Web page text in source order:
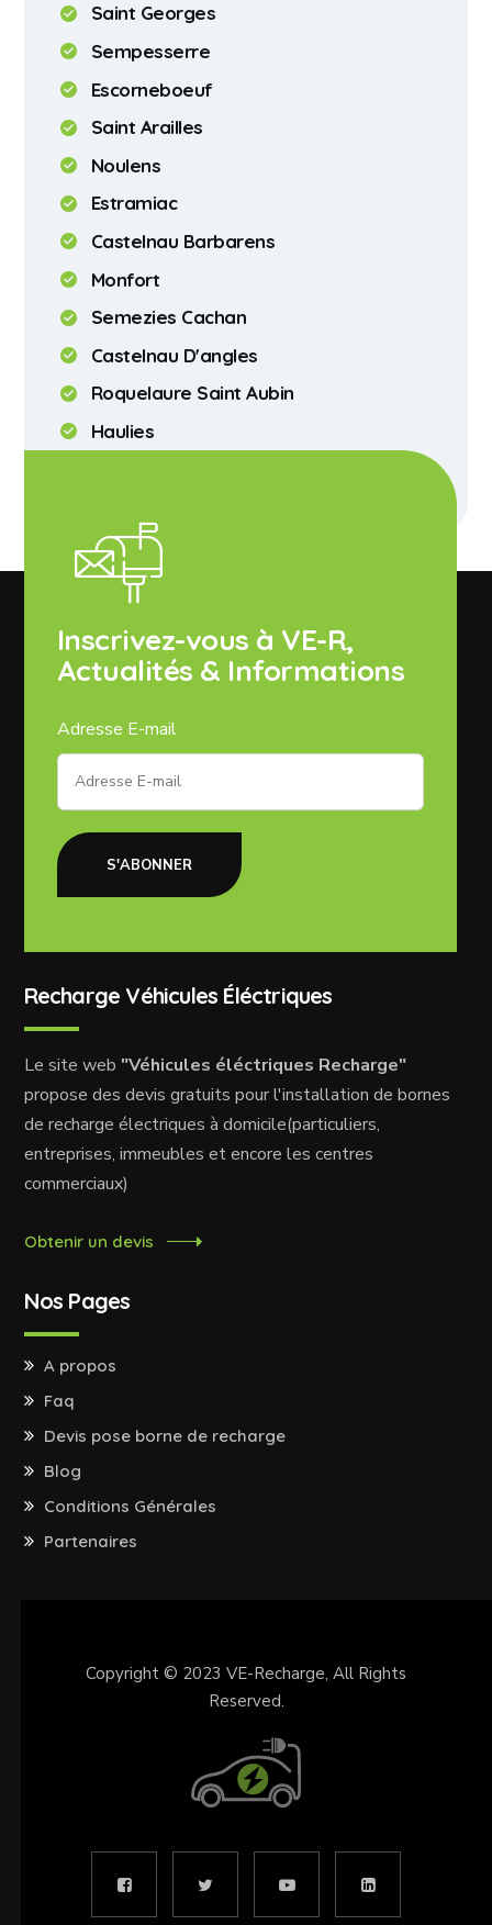
Saint Georges
Sempesserre
Escorneboeuf
Saint Arailles
Noulens
Estramiac
Castelnau Barbarens
Monfort
Semezies Cachan
Castelnau D'angles
Roquelaure Saint Aubin
Haulies
Inscrivez-vous à VE-R,
Actualités & Informations
Adresse E-mail
S'ABONNER
Recharge Véhicules Éléctriques
Le site web "Véhicules éléctriques Recharge"
propose des devis gratuits pour l'installation de bornes
de recharge électriques à domicile(particuliers,
entreprises, immeubles et encore les centres
commerciaux)
Obtenir un devis
Nos Pages
A propos
Faq
Devis pose borne de recharge
Blog
Conditions Générales
Partenaires
Copyright © 2023 VE-Recharge, All Rights
Reserved.